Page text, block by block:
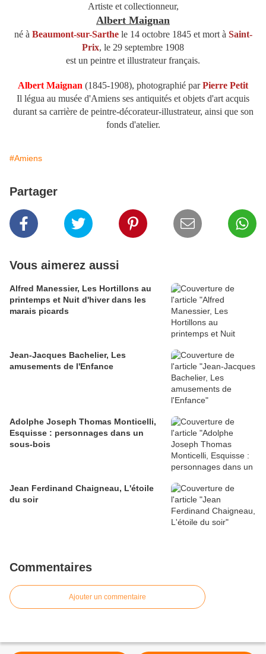
Artiste et collectionneur,
Albert Maignan
né à Beaumont-sur-Sarthele 14 octobre 1845 et mort à Saint-
Prix, le 29 septembre 1908
est un peintre et illustrateur français.
Albert Maignan (1845-1908), photographié parPierre Petit
Il légua au musée d'Amiens ses antiquités et objets d'art acquis
durant sa carrière de peintre-décorateur-illustrateur, ainsi que son
fonds d'atelier.
#Amiens
Partager
Vous aimerez aussi
Alfred Manessier, Les Hortillons au
printemps et Nuit d'hiver dans les
marais picards
Jean-Jacques Bachelier, Les
amusements de l'Enfance
Adolphe Joseph Thomas Monticelli,
Esquisse : personnages dans un
sous-bois
Jean Ferdinand Chaigneau, L'étoile
du soir
Commentaires
Ajouter un commentaire